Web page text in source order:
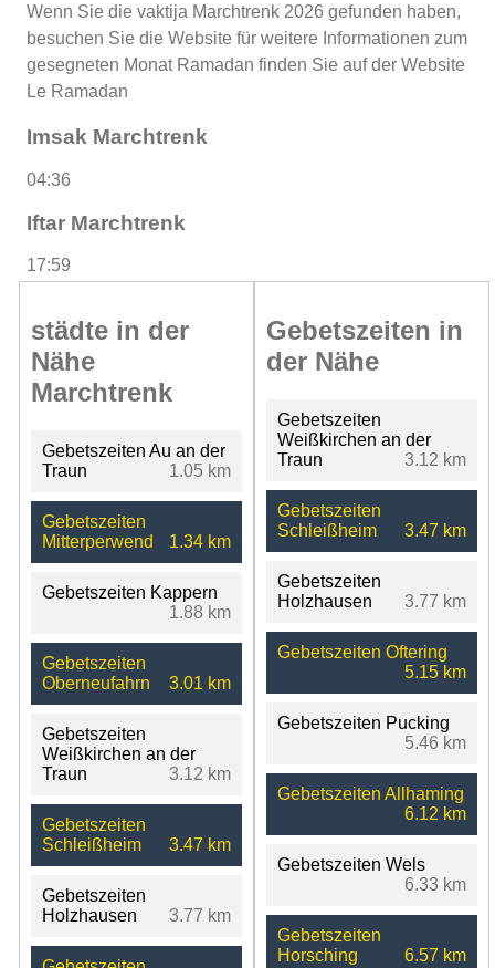
Wenn Sie die vaktija Marchtrenk 2026 gefunden haben,
besuchen Sie die Website für weitere Informationen zum
gesegneten Monat Ramadan finden Sie auf der Website
Le Ramadan
Imsak Marchtrenk
04:36
Iftar Marchtrenk
17:59
städte in der
Nähe
Marchtrenk
Gebetszeiten Au an der
Traun
1.05 km
Gebetszeiten
Mitterperwend
1.34 km
Gebetszeiten Kappern
1.88 km
Gebetszeiten
Oberneufahrn
3.01 km
Gebetszeiten
Weißkirchen an der
Traun
3.12 km
Gebetszeiten
Schleißheim
3.47 km
Gebetszeiten
Holzhausen
3.77 km
Gebetszeiten in
der Nähe
Gebetszeiten
Weißkirchen an der
Traun
3.12 km
Gebetszeiten
Schleißheim
3.47 km
Gebetszeiten
Holzhausen
3.77 km
Gebetszeiten Oftering
5.15 km
Gebetszeiten Pucking
5.46 km
Gebetszeiten Allhaming
6.12 km
Gebetszeiten Wels
6.33 km
Gebetszeiten
Horsching
6.57 km